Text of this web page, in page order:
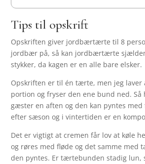
Tips til opskrift
Opskriften giver jordbærtærte til 8
jordbær på, så kan jordbærtærte
stykker, da kagen er en alle bare elsker.
Opskriften er til én tærte, men jeg
portion og fryser den ene bund ned.
gæster en aften og den kan pyntes
efter sæson og i vintertiden er en
Det er vigtigt at cremen får lov at køle
og røres med fløde og det samme med
den pyntes. Er tærtebunden stadig lun,